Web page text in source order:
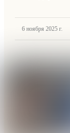
6 ноября 2025 г.